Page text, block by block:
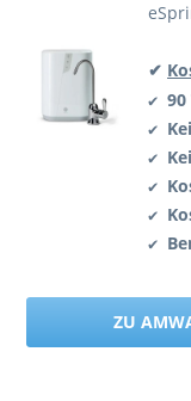
✔
✔ 90
✔
✔
✔
✔
✔
ZU